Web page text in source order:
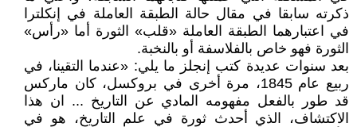
ذكرته سابقا في مقال حالة الطبقة العاملة في إنكلترا
في اعتبارهما الطبقة العاملة «قلب» الثورة أما «رأس»
الثورة فهو خاص بالفلاسفة أو بالنخبة.
بعد سنوات عديدة كتب إنجلز ما يلي: «عندما التقينا، في
ربيع عام 1845، مرة أخرى في بروكسل، كان ماركس
قد طور بالفعل مفهومه المادي عن التاريخ ... ان هذا
الاكتشاف، الذي أحدث ثورة في علم التاريخ، هو في